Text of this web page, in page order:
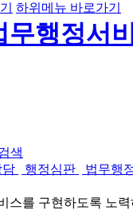
하위메뉴 바로가기
담 행정심판 법무행
스를 구현하도록 노력